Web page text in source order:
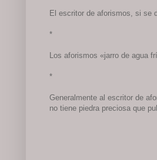
El escritor de aforismos, si se
*
Los aforismos «jarro de agua
*
Generalmente al escritor de
no tiene piedra preciosa que